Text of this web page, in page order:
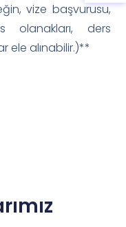
vize başvurusu,
olanakları, ders
ele alınabilir.)**